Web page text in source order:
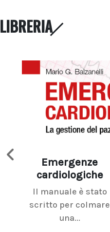
LIBRERIA
Emergenze
cardiologiche
Il manuale è stato
scritto per colmare
una...